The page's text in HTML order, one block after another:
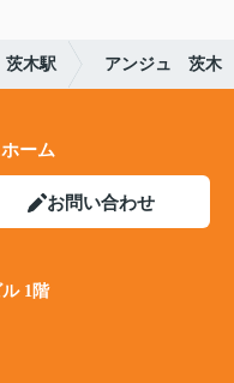
茨木駅 アンジュ 茨木
ーム
お問い合わせ
1階